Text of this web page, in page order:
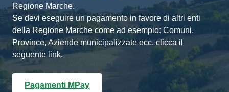
Regione Marche.
Se devi eseguire un pagamento in favore di altri enti
della Regione Marche come ad esempio: Comuni,
Province, Aziende municipalizzate ecc. clicca il
seguente link.
Pagamenti MPay